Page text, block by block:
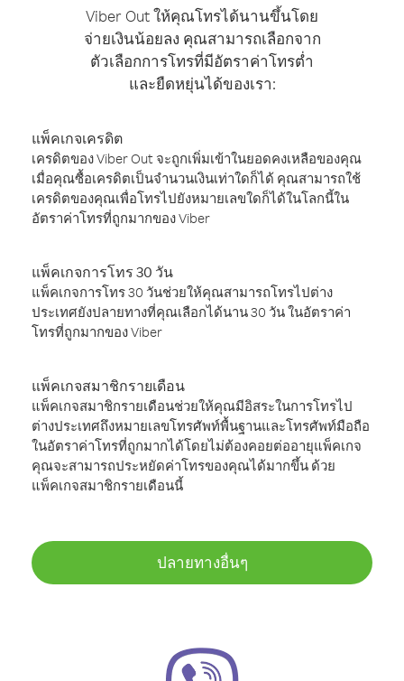
Viber Out ให้คุณโทรได้นานขึ้นโดย
จ่ายเงินน้อยลง คุณสามารถเลือกจาก
ตัวเลือกการโทรที่มีอัตราค่าโทรต่ำ
และยืดหยุ่นได้ของเรา:
แพ็คเกจเครดิต
เครดิตของ Viber Out จะถูกเพิ่มเข้าในยอดคงเหลือของคุณ
เมื่อคุณซื้อเครดิตเป็นจำนวนเงินเท่าใดก็ได้ คุณสามารถใช้
เครดิตของคุณเพื่อโทรไปยังหมายเลขใดก็ได้ในโลกนี้ใน
อัตราค่าโทรที่ถูกมากของ Viber
แพ็คเกจการโทร 30 วัน
แพ็คเกจการโทร 30 วันช่วยให้คุณสามารถโทรไปต่าง
ประเทศยังปลายทางที่คุณเลือกได้นาน 30 วัน ในอัตราค่า
โทรที่ถูกมากของ Viber
แพ็คเกจสมาชิกรายเดือน
แพ็คเกจสมาชิกรายเดือนช่วยให้คุณมีอิสระในการโทรไป
ต่างประเทศถึงหมายเลขโทรศัพท์พื้นฐานและโทรศัพท์มือถือ
ในอัตราค่าโทรที่ถูกมากได้โดยไม่ต้องคอยต่ออายุแพ็คเกจ
คุณจะสามารถประหยัดค่าโทรของคุณได้มากขึ้น ด้วย
แพ็คเกจสมาชิกรายเดือนนี้
ปลายทางอื่นๆ